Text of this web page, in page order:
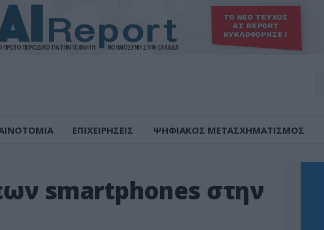
ΕΠΙΧΕΙΡΗΣΕΙΣ ΨΗΦΙΑΚΟΣ ΜΕΤΑΣΧΗΜΑΤΙΣΜΟΣ
smartphones στην